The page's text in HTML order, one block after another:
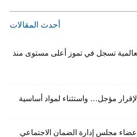
أحدث المقالات
العالمية تسجل في تموز أعلى مستوى منذ
مؤجل… واستثناء لمواد أساسية